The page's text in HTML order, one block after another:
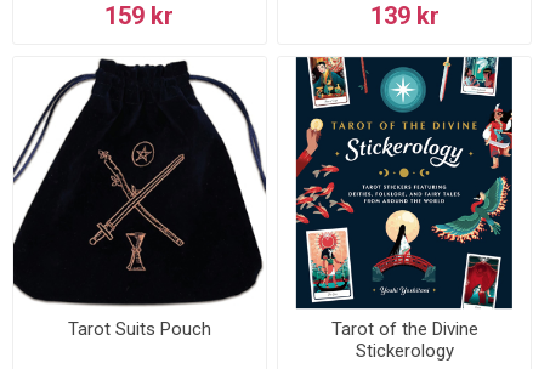
159 kr 139 kr
Tarot Suits Pouch
Tarot of the Divine
Stickerology